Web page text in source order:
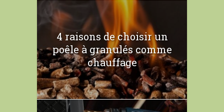
4 raisons de choisir un
poêle à granulés comme
chauffage